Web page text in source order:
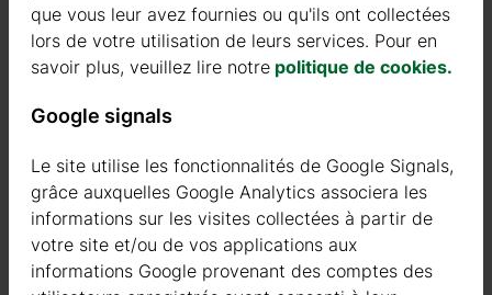
PAROIS
SOLIVES AUTOCLAVÉES
PLANCHES DE RIVES
que vous leur avez fournies ou qu'ils ont collectées
lors de votre utilisation de leurs services. Pour en
savoir plus, veuillez lire notre politique de cookies.
Google signals
Le site utilise les fonctionnalités de Google Signals,
grâce auxquelles Google Analytics associera les
informations sur les visites collectées à partir de
votre site et/ou de vos applications aux
informations Google provenant des comptes des